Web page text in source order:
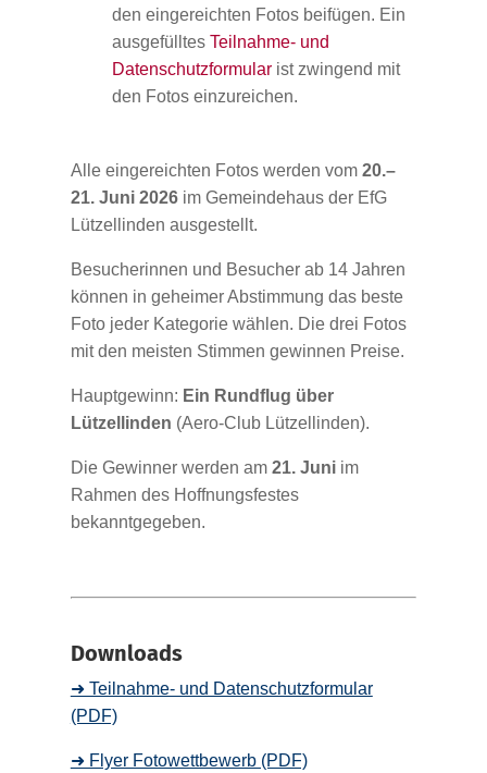
den eingereichten Fotos beifügen. Ein
ausgefülltes Teilnahme- und
Datenschutzformular ist zwingend mit
den Fotos einzureichen.
Alle eingereichten Fotos werden vom 20.–
21. Juni 2026im Gemeindehaus der EfG
Lützellinden ausgestellt.
Besucherinnen und Besucher ab 14 Jahren
können in geheimer Abstimmung das beste
Foto jeder Kategorie wählen. Die drei Fotos
mit den meisten Stimmen gewinnen Preise.
Hauptgewinn: Ein Rundflug über
Lützellinden (Aero‑Club Lützellinden).
Die Gewinner werden am 21. Juniim
Rahmen des Hoffnungsfestes
bekanntgegeben.
Downloads
➜ Teilnahme- und Datenschutzformular
(PDF)
➜ Flyer Fotowettbewerb (PDF)